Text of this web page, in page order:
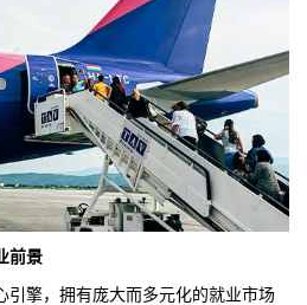
前景
擎，拥有庞大而多元化的就业市场